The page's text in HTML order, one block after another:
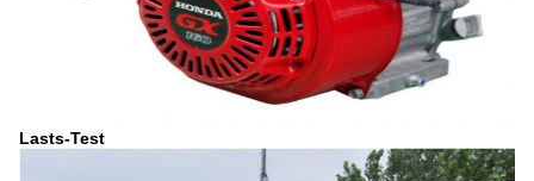
Lasts-Test